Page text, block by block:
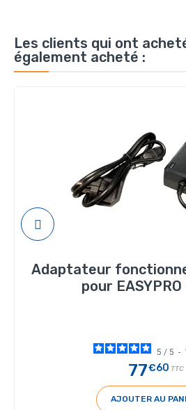
Les clients qui ont
également acheté :
Adaptateur
pour
5 / 5 - 1
77€60 TTC
AJOUTER AU